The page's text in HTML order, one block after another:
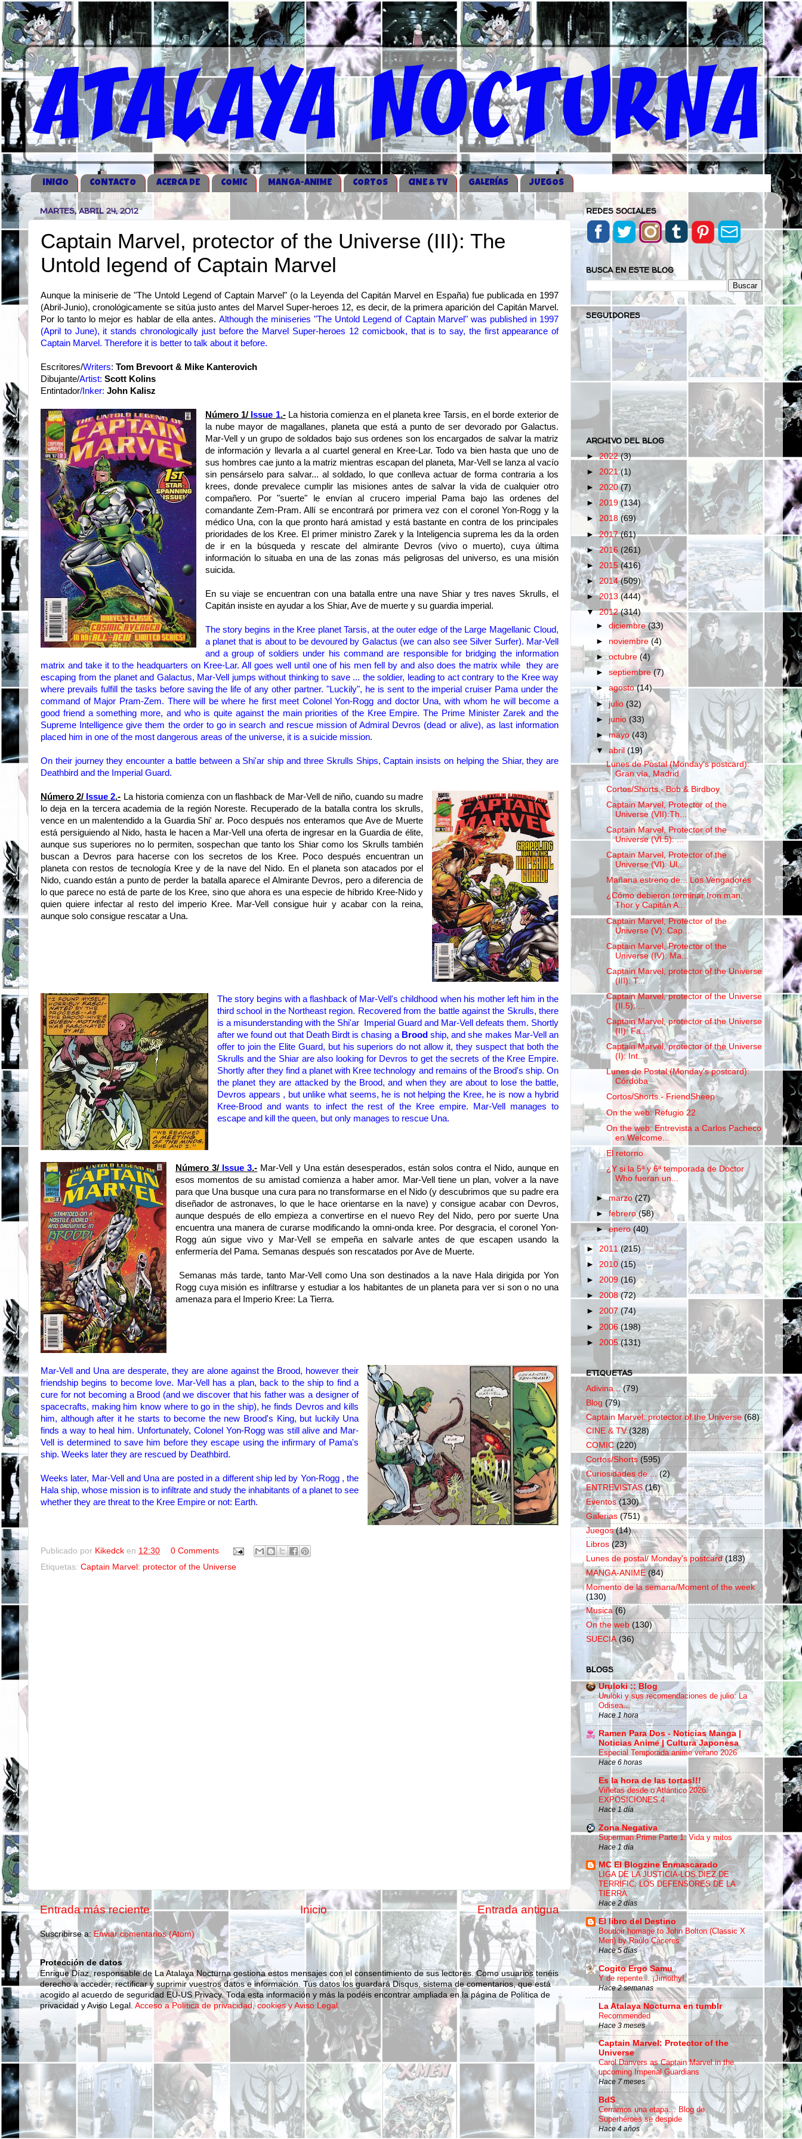
iNICIO CONTACTO ACERCA DE COMIC MANGA-ANIME CORTOS CINE & TV GALERÍAS JUEGOS
MARTES, ABRIL 24, 2012
Captain Marvel, protector of the Universe (III): The
Untold legend of Captain Marvel
Aunque la miniserie de "The Untold Legend of Captain Marvel" (o la Leyenda del Capitán Marvel en España) fue publicada en 1997
(Abril-Junio), cronológicamente se sitúa justo antes del Marvel Super-heroes 12, es decir, de la primera aparición del Capitán Marvel.
Por lo tanto lo mejor es hablar de ella antes. Although the miniseries "The Untold Legend of Captain Marvel" was published in 1997
(April to June), it stands chronologically just before the Marvel Super-heroes 12 comicbook, that is to say, the first appearance of
Captain Marvel. Therefore it is better to talk about it before.
Escritores/Writers: Tom Brevoort & Mike Kanterovich
Dibujante/Artist: Scott Kolins
Entintador/Inker: John Kalisz
Número 1/ Issue 1.-La historia comienza en el planeta kree Tarsis, en el borde exterior de
la nube mayor de magallanes, planeta que está a punto de ser devorado por Galactus.
Mar-Vell y un grupo de soldados bajo sus ordenes son los encargados de salvar la matriz
de información y llevarla a al cuartel general en Kree-Lar. Todo va bien hasta que uno de
sus hombres cae junto a la matriz mientras escapan del planeta, Mar-Vell se lanza al vacío
sin pensárselo para salvar... al soldado, lo que conlleva actuar de forma contraria a los
krees, donde prevalece cumplir las misiones antes de salvar la vida de cualquier otro
compañero. Por "suerte" le envían al crucero imperial Pama bajo las ordenes del
comandante Zem-Pram. Allí se encontrará por primera vez con el coronel Yon-Rogg y la
médico Una, con la que pronto hará amistad y está bastante en contra de los principales
prioridades de los Kree. El primer ministro Zarek y la Inteligencia suprema les da la orden
de ir en la búsqueda y rescate del almirante Devros (vivo o muerto), cuya última
información lo situaba en una de las zonas más peligrosas del universo, es una misión
suicida.
En su viaje se encuentran con una batalla entre una nave Shiar y tres naves Skrulls, el
Capitán insiste en ayudar a los Shiar, Ave de muerte y su guardia imperial.
The story begins in the Kree planet Tarsis, at the outer edge of the Large Magellanic Cloud,
a planet that is about to be devoured by Galactus (we can also see Silver Surfer). Mar-Vell
and a group of soldiers under his command are responsible for bridging the information
matrix and take it to the headquarters on Kree-Lar. All goes well until one of his men fell by and also does the matrix while they are
escaping from the planet and Galactus, Mar-Vell jumps without thinking to save ... the soldier, leading to act contrary to the Kree way
where prevails fulfill the tasks before saving the life of any other partner. "Luckily", he is sent to the imperial cruiser Pama under the
command of Major Pram-Zem. There will bewhere he first meet Colonel Yon-Rogg and doctor Una, with whom he will become a
good friend a something more, and who is quite against the main priorities of the KreeEmpire. The Prime MinisterZarekand the
Supreme Intelligence give them the order to go in search and rescuemission of Admiral Devros (dead or alive), as last information
placed him in one of the most dangerous areas of the universe, it is a suicide mission.
On their journey they encounter a battle between a Shi'ar ship and three Skrulls Ships, Captain insists on helpingthe Shiar, they are
Deathbird and the Imperial Guard.
Número 2/ Issue 2.- La historia comienza con un flashback de Mar-Vell de niño, cuando su madre
lo deja en la tercera academia de la región Noreste. Recuperado de la batalla contra los skrulls,
vence en un malentendido a la Guardia Shi' ar. Poco después nos enteramos que Ave de Muerte
está persiguiendo al Nido, hasta le hacen a Mar-Vell una oferta de ingresar en la Guardia de élite,
aunque sus superiores no lo permiten, sospechan que tanto los Shiar como los Skrulls también
buscan a Devros para hacerse con los secretos de los Kree. Poco después encuentran un
planeta con restos de tecnología Kree y de la nave del Nido. En el planeta son atacados por el
Nido, cuando están a punto de perder la batalla aparece el Almirante Devros, pero a diferencia de
lo que parece no está de parte de los Kree, sino que ahora es una especie de híbrido Kree-Nido y
quien quiere infectar al resto del imperio Kree. Mar-Vell consigue huir y acabar con la reina,
aunque solo consigue rescatar a Una.
The story begins with a flashback of Mar-Vell's childhood when his mother left him in the
third school in the Northeast region. Recovered from the battle against the Skrulls, there
is amisunderstanding with the Shi'ar Imperial Guard and Mar-Vell defeats them. Shortly
after we found out that Death Birdt is chasing a Brood ship, and she makes Mar-Vell
an
offer to join the Elite Guard, but his superiors do not allow it, they suspect that both the
Skrulls and the Shiararealso looking for Devros to get the secrets of the Kree Empire.
Shortly after they find a planet with Kree technology and remains of the Brood's ship. On
the planet theyare attacked by the Brood, and when they are about to lose the battle,
Devros appears , but unlike what seems, he is nothelping the Kree, he is now a hybrid
Kree-Brood and wants to infect the rest of the Kree empire. Mar-Vell
manages to
escape and kill the queen, but only manages to rescue Una.
Número 3/ Issue 3.- Mar-Vell y Una están desesperados, están solos contra el Nido, aunque en
esos momentos de su amistad comienza a haber amor. Mar-Vell tiene un plan, volver a la nave
para que Una busque una cura para no transformarse en el Nido (y descubrimos que su padre era
diseñador de astronaves, lo que le hace orientarse en la nave) y consigue acabar con Devros,
aunque después de ello empieza a convertirse en el nuevo Rey del Nido, pero por suerte Una
encuentra una manera de curarse modificando la omni-onda kree. Por desgracia, el coronel Yon-
Rogg aún sigue vivo y Mar-Vell se empeña en salvarle antes de que escapen usando la
enfermería del Pama. Semanas después son rescatados por Ave de Muerte.
Semanas más tarde, tanto Mar-Vell como Una son destinados a la nave Hala dirigida por Yon
Rogg cuya misión es infiltrarse y estudiar a los habitantes de un planeta para ver si son o no una
amenaza para el Imperio Kree: La Tierra.
Mar-Vell and Una are desperate, they are alone against the Brood, however their
friendship begins to become love. Mar-Vell has a plan, back to the ship to find a
cure for not becoming a Brood (and we discover that his father was a designer of
spacecrafts, making him know where to go in the ship), he finds Devros and kills
him, although after it he starts to become the new Brood's King, but luckily Una
finds a way to heal him. Unfortunately, Colonel Yon-Rogg was still alive and Mar-
Vell
is determined to save him before they escape using the infirmary of Pama's
ship. Weeks later they are rescued by Deathbird.
Weeks later, Mar-Vell and Una are posted in a different ship led by Yon-Rogg, the
Hala ship,whose mission is to infiltrate and study the inhabitants of a planet to see
whether they are threat to the Kree Empire or not: Earth.
Publicado por Kikedck en 12:30
0 Comments
Etiquetas: Captain Marvel: protector of the Universe
Entrada más reciente Entrada antigua
Inicio
Suscribirse a: Enviar comentarios (Atom)
Protección de datos
Enrique Díaz, responsable de La Atalaya Nocturna gestiona estos mensajes con el consentimiento de sus lectores. Como usuarios tenéis
derecho a acceder, rectificar y suprimir vuestros datos e información. Tus datos los guardará Disqus, sistema de comentarios, que está
acogido al acuerdo de seguridad EU-US Privacy. Toda esta información y más la podéis encontrar ampliada en la página de Política de
privacidad y Aviso Legal. Acceso a Política de privacidad, cookies y Aviso Legal.
REDES SOCIALES
BUSCA EN ESTE BLOG
SEGUIDORES
ARCHIVO DEL BLOG
►2022(3)
► 2021(1)
► 2020(7)
► 2019(134)
► 2018(69)
►2017(61)
►2016 (261)
► 2015 (416)
► 2014(509)
►2013 (444)
▼2012(314)
►diciembre(33)
► noviembre(4)
►octubre(4)
►septiembre(7)
►agosto(14)
►julio(32)
► junio(33)
►mayo(43)
▼abril(19)
Lunes de Postal (Monday's postcard):
Gran vía, Madrid
Cortos/Shorts.- Bob & Birdboy
Captain Marvel, Protector of the
Universe (VII):Th...
Captain Marvel, Protector of the
Universe (VI.5): ...
Captain Marvel, Protector of the
Universe (VI): Ul...
Mañana estreno de... Los Vengadores
¿Cómo debieron terminar Iron man,
Thor y Capitán A...
Captain Marvel, Protector of the
Universe (V): Cap...
Captain Marvel, Protector of the
Universe (IV): Ma...
Captain Marvel, protector of the Universe
(III): T...
Captain Marvel, protector of the Universe
(II.5): ...
Captain Marvel, protector of the Universe
(II): Fa...
Captain Marvel, protector of the Universe
(I): Int...
Lunes de Postal (Monday's postcard):
Córdoba
Cortos/Shorts.- FriendSheep
On the web: Refugio 22
On the web: Entrevista a Carlos Pacheco
en Welcome...
El retorno
¿Y si la 5ª y 6ª temporada de Doctor
Who fueran un...
►marzo(27)
►febrero(58)
►enero(40)
► 2011(215)
►2010(15)
► 2009 (16)
►2008(72)
► 2007 (74)
► 2006(198)
► 2005(131)
ETIQUETAS
Adivina... (79)
Blog (79)
Captain Marvel: protector of the Universe (68)
CINE & TV (328)
COMIC (220)
Cortos/Shorts (595)
Curiosidades de ... (2)
ENTREVISTAS (16)
Eventos (130)
Galerias (751)
Juegos (14)
Libros (23)
Lunes de postal/ Monday's postcard (183)
MANGA-ANIME (84)
Momento de la semana/Moment of the week
(130)
Musica (6)
On the web (130)
SUECIA (36)
BLOGS
Uruloki :: Blog
Uruloki y sus recomendaciones de julio: La
Odisea…
Hace 1 hora
Ramen Para Dos - Noticias Manga |
Noticias Anime | Cultura Japonesa
Especial Temporada anime verano 2026
Hace 6 horas
Es la hora de las tortas!!!
Viñetas desde o Atlántico 2026:
EXPOSICIONES 4
Hace 1 día
Zona Negativa
Superman Prime Parte 1: Vida y mitos
Hace 1 día
MC El Blogzine Enmascarado
LIGA DE LA JUSTICIA-LOS DIEZ DE
TERRIFIC: LOS DEFENSORES DE LA
TIERRA
Hace 2 días
El libro del Destino
Boudoir homage to John Bolton (Classic X
Men) by Raúlo Cáceres
Hace 5 días
Cogito Ergo Samu
Y de repente... ¡Jimothy!
Hace 2 semanas
La Atalaya Nocturna en tumblr
Recommended
Hace 3 meses
Captain Marvel: Protector of the
Universe
Carol Danvers as Captain Marvel in the
upcoming Imperial Guardians
Hace 7 meses
BdS
Cerramos una etapa… Blog de
Superhéroes se despide
Hace 4 años